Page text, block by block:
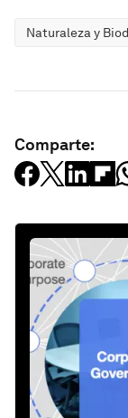
Naturaleza y
Comparte: